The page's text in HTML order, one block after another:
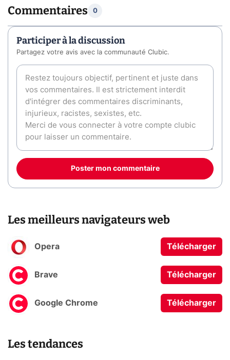
Commentaires 0
Participer à la discussion
Partagez votre avis avec la communauté Clubic.
Poster mon commentaire
Les meilleurs navigateurs web
Opera Télécharger
Brave Télécharger
Google Chrome Télécharger
Les tendances